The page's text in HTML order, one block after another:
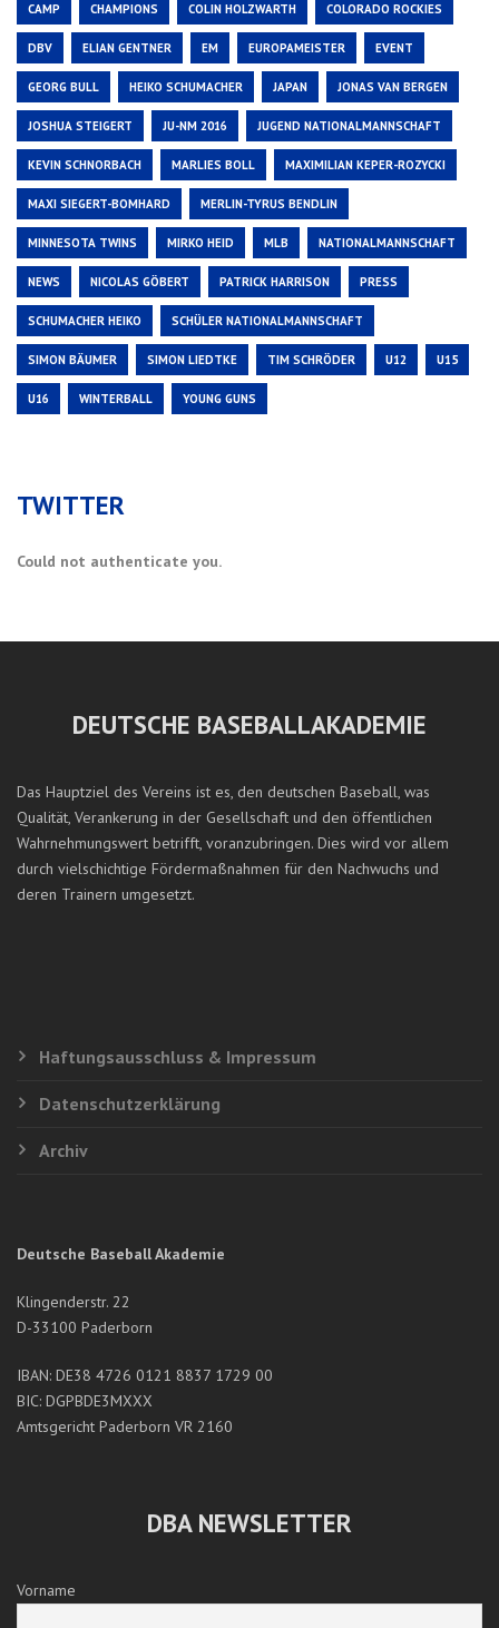
CAMP CHAMPIONS COLIN HOLZWARTH COLORADO ROCKIES
DBV ELIAN GENTNER EM EUROPAMEISTER EVENT
GEORG BULL HEIKO SCHUMACHER JAPAN JONAS VAN BERGEN
JOSHUA STEIGERT JU-NM 2016 JUGEND NATIONALMANNSCHAFT
KEVIN SCHNORBACH MARLIES BOLL MAXIMILIAN KEPER-ROZYCKI
MAXI SIEGERT-BOMHARD MERLIN-TYRUS BENDLIN
MINNESOTA TWINS MIRKO HEID MLB NATIONALMANNSCHAFT
NEWS NICOLAS GÖBERT PATRICK HARRISON PRESS
SCHUMACHER HEIKO SCHÜLER NATIONALMANNSCHAFT
SIMON BÄUMER SIMON LIEDTKE TIM SCHRÖDER U12 U15
U16 WINTERBALL YOUNG GUNS
TWITTER
Could not authenticate you.
DEUTSCHE BASEBALLAKADEMIE
Das Hauptziel des Vereins ist es, den deutschen Baseball, was
Qualität, Verankerung in der Gesellschaft und den öffentlichen
Wahrnehmungswert betrifft, voranzubringen. Dies wird vor allem
durch vielschichtige Fördermaßnahmen für den Nachwuchs und
deren Trainern umgesetzt.
Haftungsausschluss & Impressum
Datenschutzerklärung
Archiv
Deutsche Baseball Akademie
Klingenderstr. 22
D-33100 Paderborn
IBAN: DE38 4726 0121 8837 1729 00
BIC: DGPBDE3MXXX
Amtsgericht Paderborn VR 2160
DBA NEWSLETTER
Vorname